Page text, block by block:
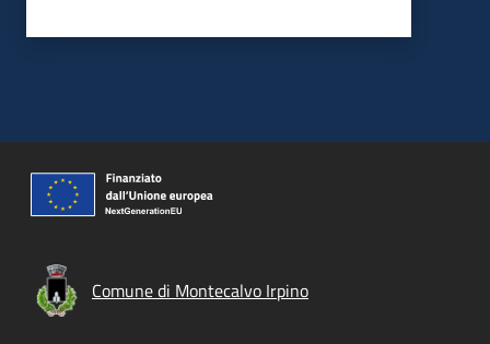
Comune di Montecalvo Irpino